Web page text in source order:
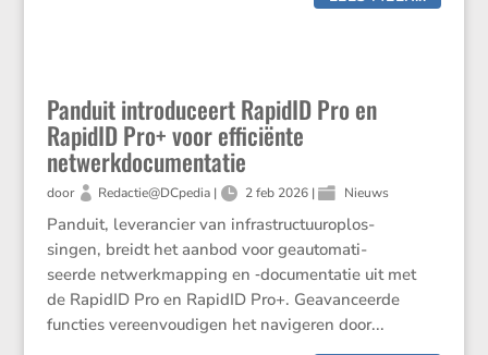
Panduit introduceert RapidID Pro en
RapidID Pro+ voor efficiënte
netwerkdocumentatie
door Redactie@DCpedia| 2 feb 2026 | Nieuws
Panduit, leveran­cier van infra­struc­tuur­op­los­
singen, breidt het aanbod voor geauto­ma­ti­
seerde netwerk­map­ping en ‑documen­tatie uit met
de RapidID Pro en RapidID Pro+. Geavan­ceerde
functies vereen­vou­digen het navigeren door...